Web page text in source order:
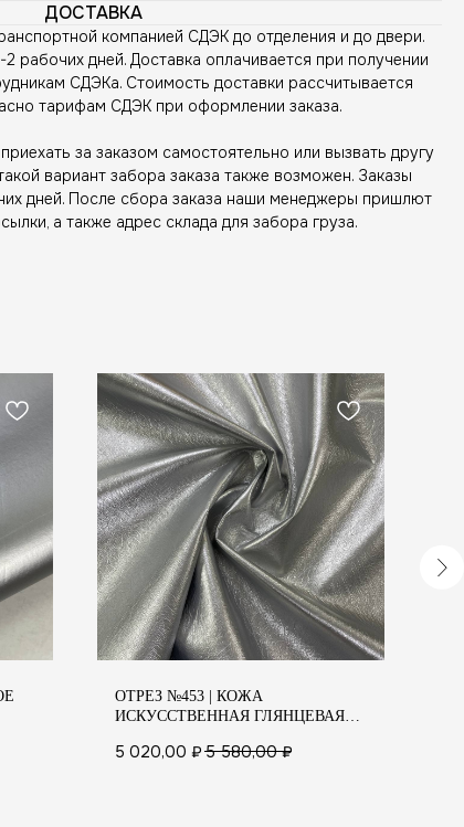
ДОСТАВКА
компанией СДЭК до отделения и до двери.
рабочих дней. Доставка оплачивается при получении
СДЭКа. Стоимость доставки рассчитывается
тарифам СДЭК при оформлении заказа.
за заказом самостоятельно или вызвать другу
вариант забора заказа также возможен. Заказы
дней. После сбора заказа наши менеджеры пришлют
а также адрес склада для забора груза.
ОТРЕЗ №453 | КОЖА
ИСКУССТВЕННАЯ ГЛЯНЦЕВАЯ
5 020,00 ₽ 5 580,00 ₽